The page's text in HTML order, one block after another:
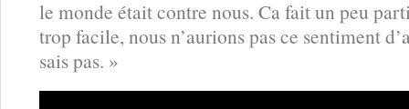
le monde était contre nous. Ca fait un peu
trop facile, nous n’aurions pas ce sentiment
sais pas. »